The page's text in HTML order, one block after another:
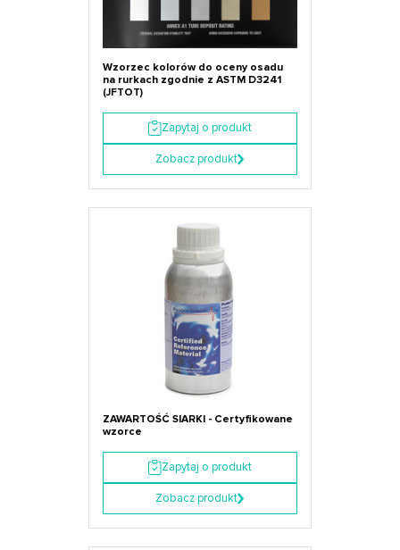
Wzorzec kolorów do oceny osadu
na rurkach zgodnie z ASTM D3241
(JFTOT)
Zapytaj o produkt
Zobacz produkt
ZAWARTOŚĆ SIARKI - Certyfikowane
wzorce
Zapytaj o produkt
Zobacz produkt